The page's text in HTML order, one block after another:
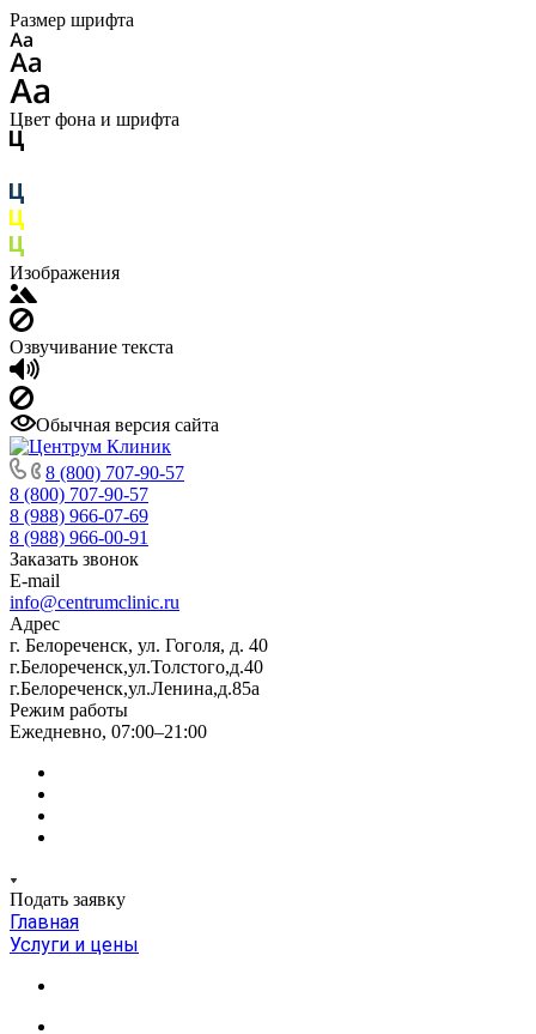
Размер шрифта
Цвет фона и шрифта
Изображения
Озвучивание текста
Обычная версия сайта
8 (800) 707-90-57
8 (800) 707-90-57
8 (988) 966-07-69
8 (988) 966-00-91
Заказать звонок
E-mail
info@centrumclinic.ru
Адрес
г. Белореченск, ул. Гоголя, д. 40
г.Белореченск,ул.Толстого,д.40
г.Белореченск,ул.Ленина,д.85а
Режим работы
Ежедневно, 07:00–21:00
Подать заявку
Главная
Услуги и цены